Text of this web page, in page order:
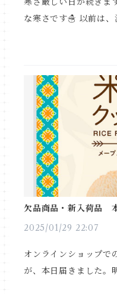
な寒さです☃ 以前は、
日帰り温泉に良く行っ
欠品商品・新入荷品
2025/01/29 22:07
オンラインショップで
が、本日届きました。
ますので、またお時